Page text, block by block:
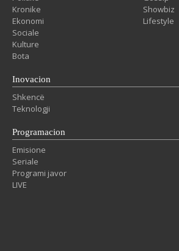
Kronike
Ekonomi
Sociale
Kulture
Bota
Showbiz
Lifestyle
Inovacion
Shkencë
Teknologji
Programacion
Emisione
Seriale
Programi javor
LIVE